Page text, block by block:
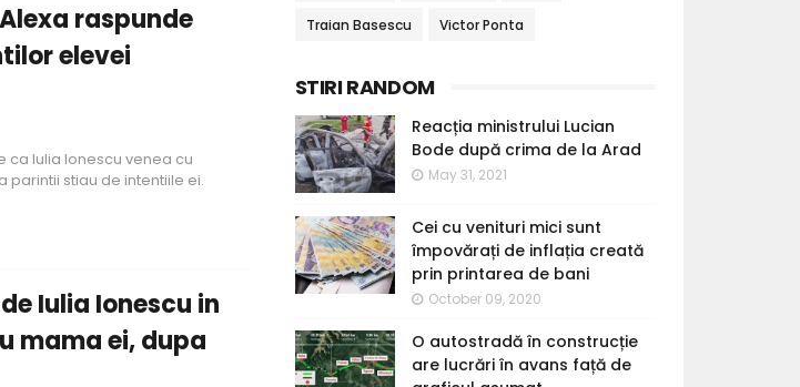
raspunde
elevei
ca Iulia Ionescu venea cu
parintii stiau de intentiile ei.
Iulia Ionescu in
mama ei, dupa
Traian Basescu Victor Ponta
STIRI RANDOM
Reacția ministrului Lucian
Bode după crima de la Arad
May 31, 2021
Cei cu venituri mici sunt
împovărați de inflația creată
prin printarea de bani
October 09, 2020
O autostradă în construcție
are lucrări în avans față de